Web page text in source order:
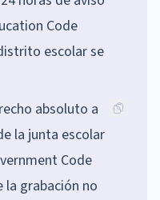
Code
escolar se
absoluto a
la junta escolar
Code
la grabación no